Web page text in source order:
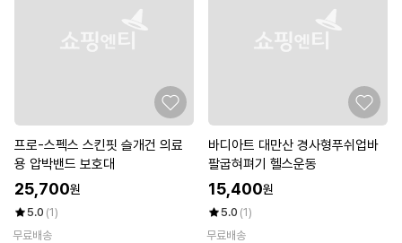
프로-스펙스 스킨핏 슬개건 의료
용 압박밴드 보호대
25,700원
5.0 (1)
무료배송
바디아트 대만산 경사형푸쉬업바
팔굽혀펴기 헬스운동
15,400원
5.0 (1)
무료배송